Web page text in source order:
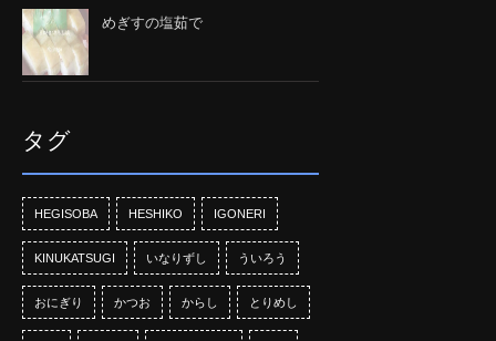
めぎすの塩茹で
タグ
HEGISOBA HESHIKO IGONERI
KINUKATSUGI いなりずし ういろう
おにぎり かつお からし とりめし